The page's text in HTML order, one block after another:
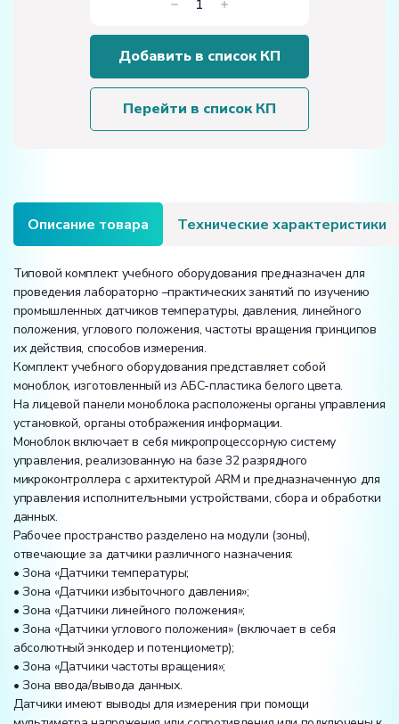
Количество
товара
Типовой
комплект
учебного
оборудования
"Промышленные
Добавить в список КП
Перейти в список КП
Описание товара Технические характеристики
Типовой комплект учебного оборудования предназначен для
проведения лабораторно –практических занятий по изучению
промышленных датчиков температуры, давления, линейного
положения, углового положения, частоты вращения принципов
их действия, способов измерения.
Комплект учебного оборудования представляет собой
моноблок, изготовленный из АБС-пластика белого цвета.
На лицевой панели моноблока расположены органы управления
установкой, органы отображения информации.
Моноблок включает в себя микропроцессорную систему
управления, реализованную на базе 32 разрядного
микроконтроллера с архитектурой ARM и предназначенную для
управления исполнительными устройствами, сбора и обработки
данных.
Рабочее пространство разделено на модули (зоны),
отвечающие за датчики различного назначения:
• Зона «Датчики температуры;
• Зона «Датчики избыточного давления»;
• Зона «Датчики линейного положения»;
• Зона «Датчики углового положения» (включает в себя
абсолютный энкодер и потенциометр);
• Зона «Датчики частоты вращения»;
• Зона ввода/вывода данных.
Датчики имеют выводы для измерения при помощи